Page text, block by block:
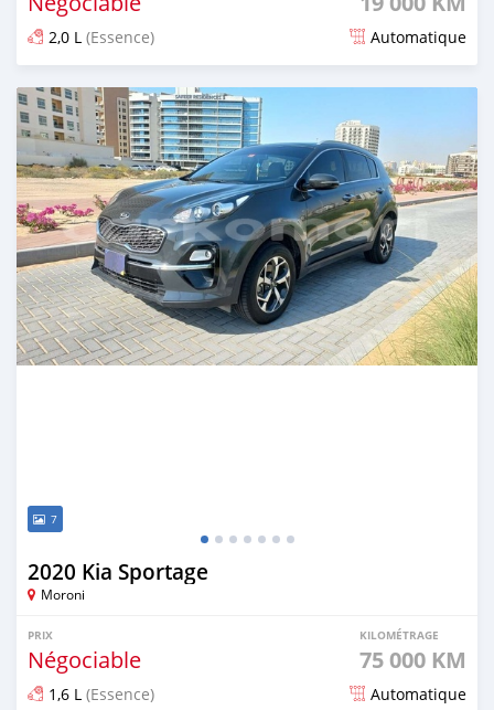
2,0 L (Essence) Automatique
Publié il y a plus d'un an
7
2020 Kia Sportage
Moroni
PRIX
Négociable
KILOMÉTRAGE
75 000 KM
1,6 L (Essence) Automatique